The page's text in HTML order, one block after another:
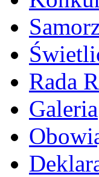
Rada
Galeria